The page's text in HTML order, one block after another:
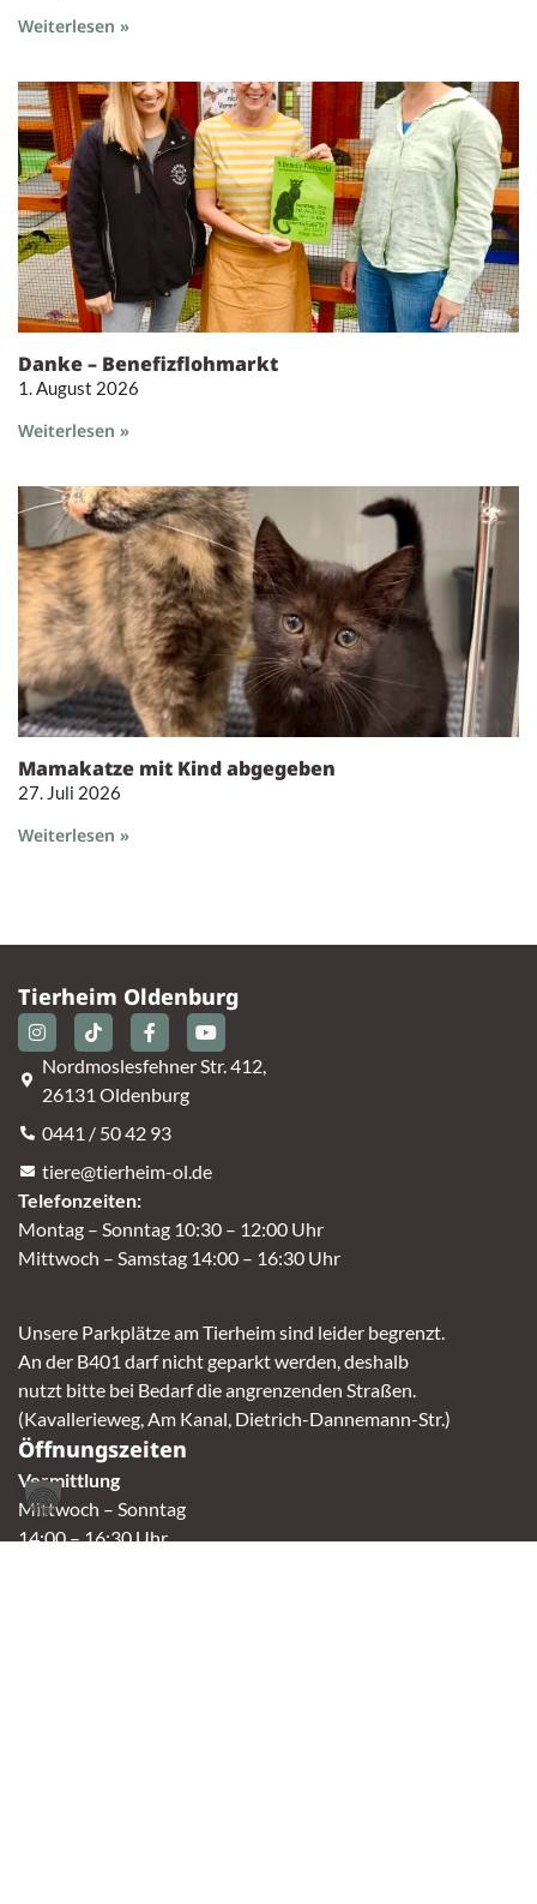
Weiterlesen »
Danke – Benefizflohmarkt
1. August 2026
Weiterlesen »
Mamakatze mit Kind abgegeben
27. Juli 2026
Weiterlesen »
Tierheim Oldenburg
Nordmoslesfehner Str. 412,
26131 Oldenburg
0441 / 50 42 93
tiere@tierheim-ol.de
Telefonzeiten:
Montag – Sonntag 10:30 – 12:00 Uhr
Mittwoch – Samstag 14:00 – 16:30 Uhr
Unsere Parkplätze am Tierheim sind leider begrenzt.
An der B401 darf nicht geparkt werden, deshalb
nutzt bitte bei Bedarf die angrenzenden Straßen.
(Kavallerieweg, Am Kanal, Dietrich-Dannemann-Str.)
Öffnungszeiten
Vermittlung
Mittwoch – Sonntag
14:00 – 16:30 Uhr